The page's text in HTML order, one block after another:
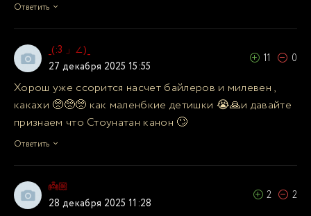
Ответить
_(:3 」∠)_
27 декабря 2025 15:55
11 0
Хорош уже ссорится насчет байлеров и милевен ,
какахи 🥺🥺🥺 как маленбкие детишки 😭🙏и давайте
признаем что Стоунатан канон 🙄
Ответить
👼🏼
28 декабря 2025 11:28
2 2